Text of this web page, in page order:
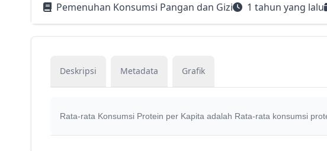
Pemenuhan Konsumsi Pangan dan Gizi 1 tahun yang lalu
Deskripsi Metadata Grafik
Rata-rata Konsumsi Protein per Kapita adalah Rata-rata konsumsi